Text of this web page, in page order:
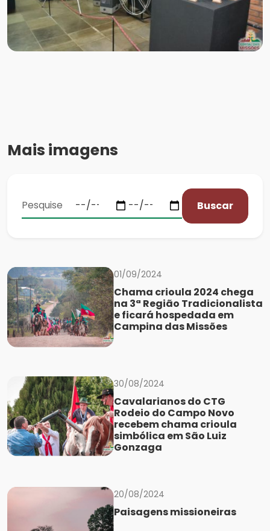
Mais imagens
Buscar
01/09/2024
Chama crioula 2024 chega
na 3ª Região Tradicionalista
e ficará hospedada em
Campina das Missões
30/08/2024
Cavalarianos do CTG
Rodeio do Campo Novo
recebem chama crioula
simbólica em São Luiz
Gonzaga
20/08/2024
Paisagens missioneiras